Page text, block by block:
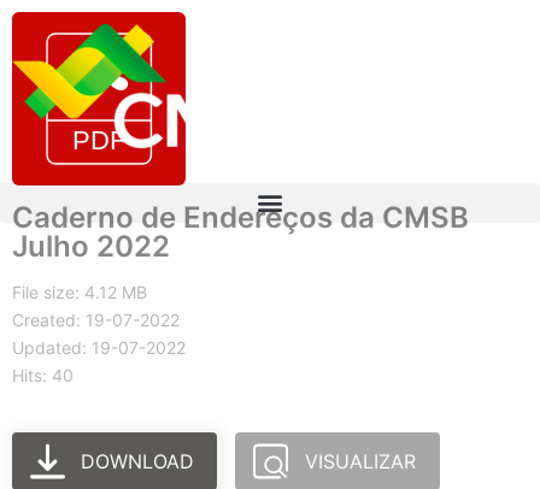
Caderno de Endereços da CMSB
Julho 2022
File size: 4.12 MB
Created: 19-07-2022
Updated: 19-07-2022
Hits: 40
DOWNLOAD VISUALIZAR